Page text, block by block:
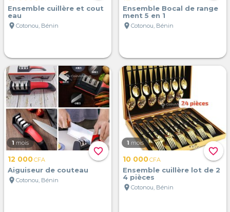
Ensemble cuillère et cout
eau
location_on Cotonou, Bénin
Ensemble Bocal de range
ment 5 en 1
location_on Cotonou, Bénin
favorite_border
1 mois
12 000CFA
Aiguiseur de couteau
location_on Cotonou, Bénin
favorite_border
1 mois
10 000CFA
Ensemble cuillère lot de 2
4 pièces
location_on Cotonou, Bénin